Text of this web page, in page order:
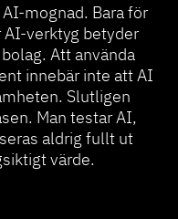
mognad. Bara för
verktyg betyder
Att använda
innebär inte att AI
Slutligen
Man testar AI,
aldrig fullt ut
värde.